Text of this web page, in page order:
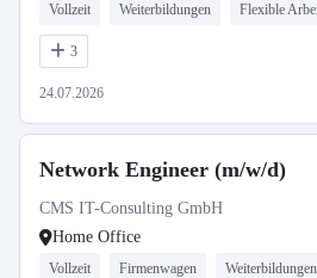
Vollzeit Weiterbildungen Flexible
3
24.07.2026
Network Engineer (m/w/d)
CMS IT-Consulting GmbH
Home Office
Vollzeit Firmenwagen Weiterbildungen